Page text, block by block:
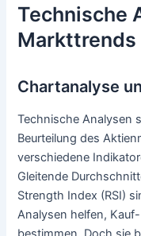
Technische
Markttrends
Chartanalyse
Technische Analysen
Beurteilung des
verschiedene
Gleitende
Strength Index (RSI)
Analysen helfen,